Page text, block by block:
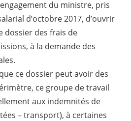
du ministre, pris
d’octobre 2017, d’ouvrir
dossier des frais de
à la demande des
ce dossier peut avoir des
ce groupe de travail
aux indemnités de
– transport), à certaines